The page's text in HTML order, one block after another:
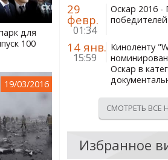
для
100
19/03/2016
29
февр.
01:34
Оскар 2016 -
победителей
14 янв.
15:59
Киноленту
Оскар в
СМОТРЕТЬ ВСЕ
Избранное